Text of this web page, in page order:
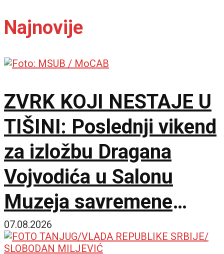
Najnovije
ZVRK KOJI NESTAJE U
TIŠINI: Poslednji vikend
za izložbu Dragana
Vojvodića u Salonu
Muzeja savremene
umetnosti
07.08.2026